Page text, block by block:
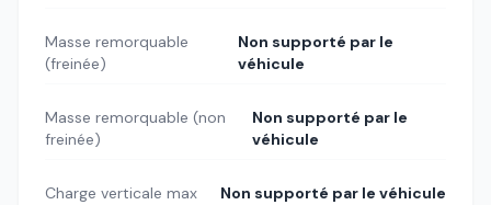
Masse remorquable
(freinée)
Non supporté par le
véhicule
Masse remorquable (non
freinée)
Non supporté par le
véhicule
Charge verticale max Non supporté par le véhicule